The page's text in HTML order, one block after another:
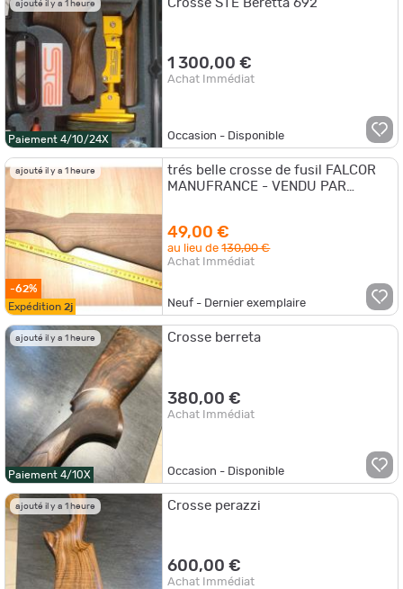
ajouté il y a 1 heure
Paiement 4/10/24X
Crosse STE Beretta 692
1 300,00 €
Achat Immédiat
Occasion - Disponible
ajouté il y a 1 heure
-62%
Expédition 2j
trés belle crosse de fusil FALCOR
MANUFRANCE - VENDU PAR
49,00 €
au lieu de130,00 €
Achat Immédiat
Neuf - Dernier exemplaire
ajouté il y a 1 heure
Paiement 4/10X
Crosse berreta
380,00 €
Achat Immédiat
Occasion - Disponible
ajouté il y a 1 heure Crosse perazzi
600,00 €
Achat Immédiat